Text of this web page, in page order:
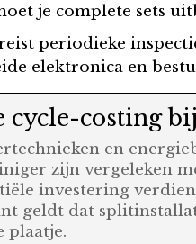
je complete sets
periodieke
elektronica en
costing
en
zijn vergeleken
investering
geldt dat
plaatje.